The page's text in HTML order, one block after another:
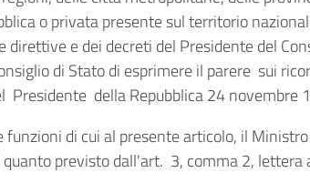
o privata presente sul territorio
direttive e dei decreti del Presidente del
di Stato di esprimere il parere sui
della Repubblica 24 novembre
funzioni di cui al presente articolo, il
previsto dall'art. 3, comma 2,